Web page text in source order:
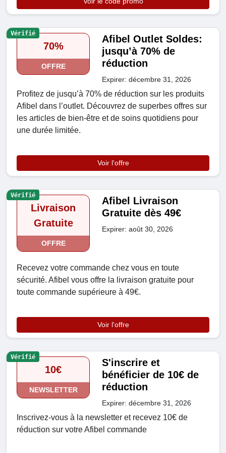
70%
OFFRE
Afibel Outlet Soldes:
jusqu’à 70% de
réduction
Expirer: décembre 31, 2026
Profitez de jusqu’à 70% de réduction sur les produits
Afibel dans l’outlet. Découvrez de superbes offres sur
les articles de bien-être et de soins quotidiens pour
une durée limitée.
Voir l'offre
Vérifié
Livraison
Gratuite
OFFRE
Afibel Livraison
Gratuite dès 49€
Expirer: août 30, 2026
Recevez votre commande chez vous en toute
sécurité. Afibel vous offre la livraison gratuite pour
toute commande supérieure à 49€.
Voir l'offre
Vérifié
10€
NEWSLETTER
S'inscrire et
bénéficier de 10€ de
réduction
Expirer: décembre 31, 2026
Inscrivez-vous à la newsletter et recevez 10€ de
réduction sur votre Afibel commande
Vérifié